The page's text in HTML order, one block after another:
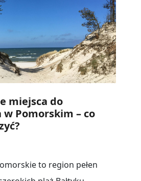
miejsca do
Pomorskim – co
to region pełen